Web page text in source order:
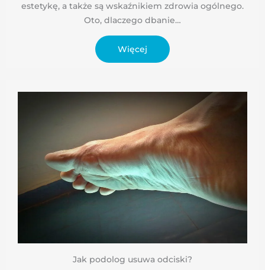
estetykę, a także są wskaźnikiem zdrowia ogólnego.
Oto, dlaczego dbanie…
Więcej
Jak podolog usuwa odciski?